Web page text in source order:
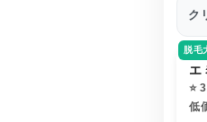
ク
脱毛
エ
⭐️
低